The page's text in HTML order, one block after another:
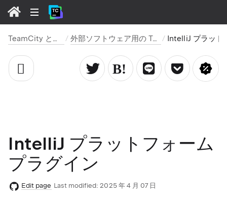
TeamCity と他のツールとの統合 外部ソフトウェア用の TeamCity プラグインとツール
IntelliJ プラットフォーム
プラグイン
Edit page Last modified: 2025 年 4 月 07 日